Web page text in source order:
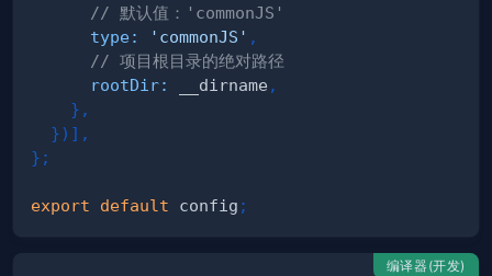
// 默认值：'commonJS'
type: 'commonJS' ,
// 项目根目录的绝对路径
rootDir: __dirname ,
} ,
}) ] ,
} ;
export default config ;
编译器(开发)